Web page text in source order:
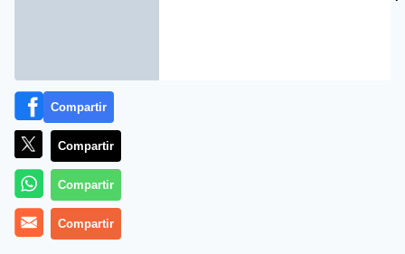
María Jesús Ruiz
como colaboradora de ‘Sálvame’ y desde entonces la
Compartir
Compartir
Compartir
Compartir